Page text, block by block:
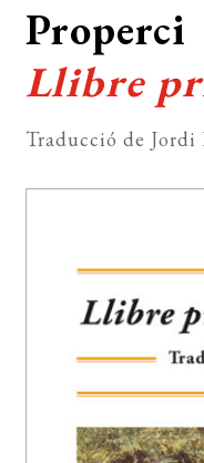
Properci
Llibre
Traducció de Jordi